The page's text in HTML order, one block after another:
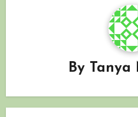
By Tanya